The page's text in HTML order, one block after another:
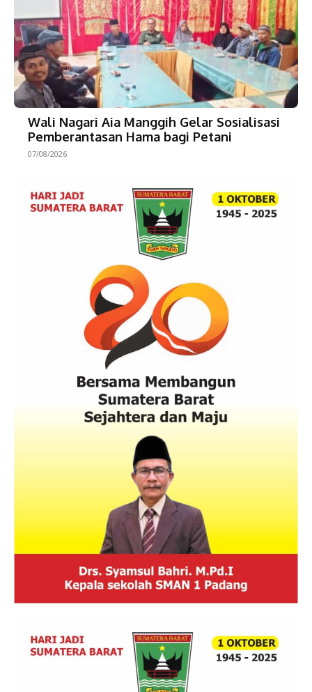
Wali Nagari Aia Manggih Gelar Sosialisasi
Pemberantasan Hama bagi Petani
07/08/2026